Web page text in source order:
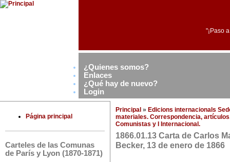
"¡Paso
¿Quienes somos?
Enlaces
¿Qué hay de nuevo?
Login
Página principal
Carteles de las Comunas
de París y Lyon (1870-1871)
Principal » Edicions internacionals
materiales. Correspondencia,
Comunistas y I Internacional.
1866.01.13 Carta de Carlos
Becker, 13 de enero de 1866